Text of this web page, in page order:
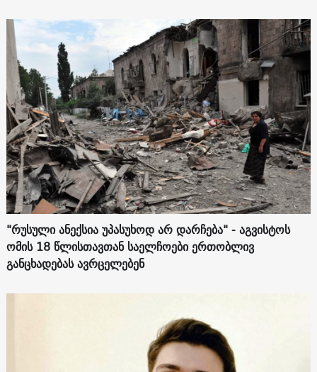
"რუსული ანექსია უპასუხოდ არ დარჩება" - აგვისტოს
ომის 18 წლისთავთან საელჩოები ერთობლივ
განცხადებას ავრცელებენ